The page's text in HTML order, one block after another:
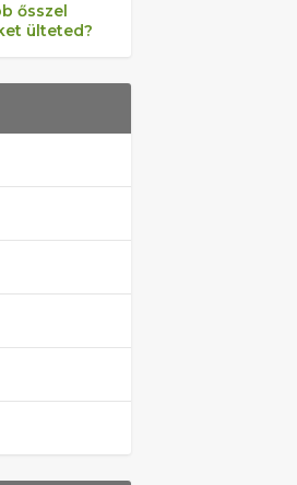
ősszel
ülteted?